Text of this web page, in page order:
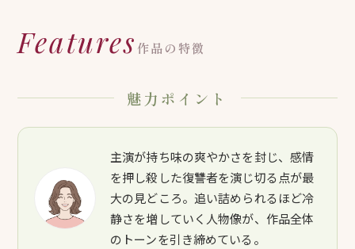
Features 作品の特徴
魅力ポイント
主演が持ち味の爽やかさを封じ、感情
を押し殺した復讐者を演じ切る点が最
大の見どころ。追い詰められるほど冷
静さを増していく人物像が、作品全体
のトーンを引き締めている。